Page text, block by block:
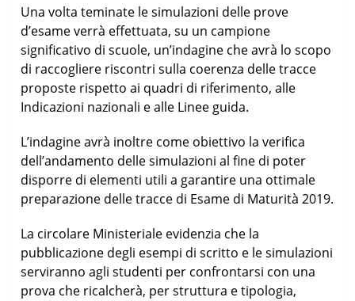
Una volta teminate le simulazioni delle prove
d’esame verrà effettuata, su un campione
significativo di scuole, un’indagine che avrà lo scopo
di raccogliere riscontri sulla coerenza delle tracce
proposte rispetto ai quadri di riferimento, alle
Indicazioni nazionali e alle Linee guida.
L’indagine avrà inoltre come obiettivo la verifica
dell’andamento delle simulazioni al fine di poter
disporre di elementi utili a garantire una ottimale
preparazione delle tracce di Esame di Maturità 2019.
La circolare Ministeriale evidenzia che la
pubblicazione degli esempi di scritto e le simulazioni
serviranno agli studenti per confrontarsi con una
prova che ricalcherà, per struttura e tipologia,